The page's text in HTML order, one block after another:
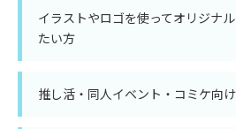
イラストやロゴを使ってオリジナ
たい方
推し活・同人イベント・コミケ向